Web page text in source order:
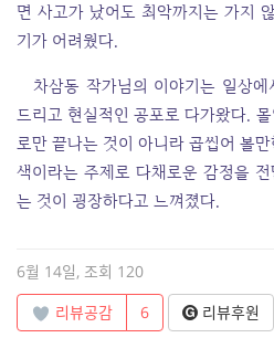
면 사고가 났어도 최악까지는 가지
기가 어려웠다.
차삼동 작가님의 이야기는 일상
드리고 현실적인 공포로 다가왔다.
로만 끝나는 것이 아니라 곱씹어 볼
색이라는 주제로 다채로운 감정을
는 것이 굉장하다고 느껴졌다.
6월 14일, 조회 120
리뷰공감
6 리뷰후원